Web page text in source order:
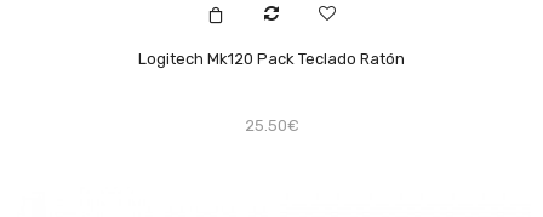
Logitech Mk120 Pack Teclado Ratón
25.50€